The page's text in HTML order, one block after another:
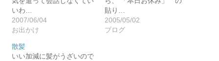
いわ…
2007/06/04
お出かけ
貼り…
2005/05/02
ブログ
散髪
いい加減に髪がうざいので